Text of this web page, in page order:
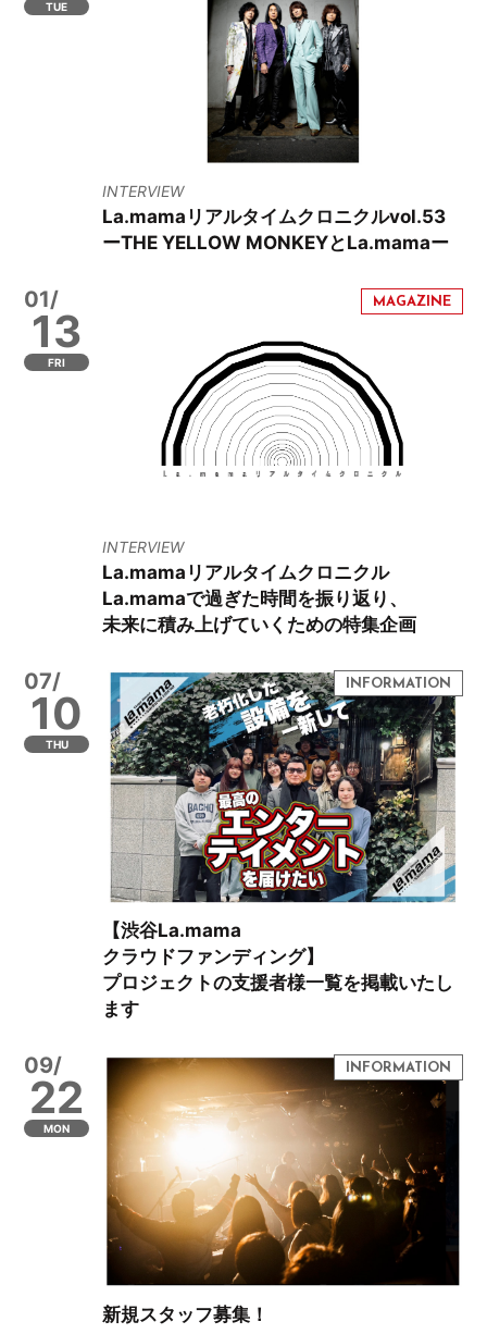
TUE
INTERVIEW
La.mamaリアルタイムクロニクルvol.53
ーTHE YELLOW MONKEYとLa.mamaー
01/
13
FRI
INTERVIEW
La.mamaリアルタイムクロニクル
La.mamaで過ぎた時間を振り返り、
未来に積み上げていくための特集企画
07/
10
THU
【渋谷La.mama
クラウドファンディング】
プロジェクトの支援者様一覧を掲載いたし
ます
09/
22
MON
新規スタッフ募集！